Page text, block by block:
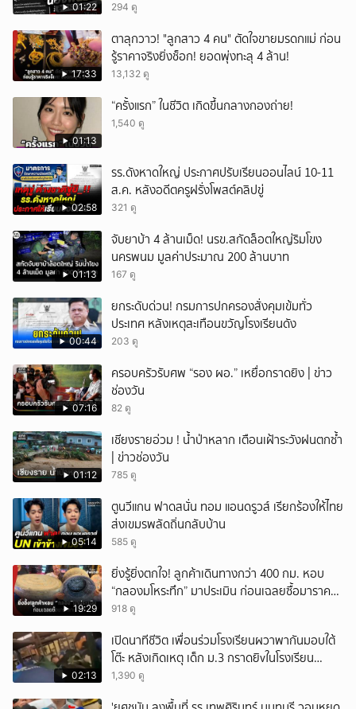
01:22 294 ดู
17:33
ตาลุกวาว! "ลูกสาว 4 คน" ตัดใจขายมรดกแม่ ก่อน
รู้ราคาจริงยิ่งช็อก! ยอดพุ่งทะลุ 4 ล้าน!
13,132 ดู
01:13
“ครั้งแรก” ในชีวิต เกิดขึ้นกลางกองถ่าย!
1,540 ดู
02:58
รร.ดังหาดใหญ่ ประกาศปรับเรียนออนไลน์ 10-11
ส.ค. หลังอดีตครูฝรั่งโพสต์คลิปขู่
321 ดู
01:13
จับยาบ้า 4 ล้านเม็ด! นรข.สกัดล็อตใหญ่ริมโขง
นครพนม มูลค่าประมาณ 200 ล้านบาท
167 ดู
00:44
ยกระดับด่วน! กรมการปกครองสั่งคุมเข้มทั่ว
ประเทศ หลังเหตุสะเทือนขวัญโรงเรียนดัง
203 ดู
07:16
ครอบครัวรับศพ “รอง ผอ.” เหยื่อกราดยิง | ข่าว
ช่องวัน
82 ดู
01:12
เชียงรายอ่วม ! น้ำป่าหลาก เตือนเฝ้าระวังฝนตกซ้ำ
| ข่าวช่องวัน
785 ดู
05:14
ตูนวีแกน ฟาดสนั่น ทอม แอนดรูวส์ เรียกร้องให้ไทย
ส่งเขมรพลัดถิ่นกลับบ้าน
585 ดู
19:29
ยิ่งรู้ยิ่งตกใจ! ลูกค้าเดินทางกว่า 400 กม. หอบ
“กลองมโหระทึก” มาประเมิน ก่อนเฉลยซื้อมาราคา
เท่าไหร่?
918 ดู
02:13
เปิดนาทีชีวิต เพื่อนร่วมโรงเรียนผวาพากันมอบใต้
โต๊ะ หลังเกิดเหตุ เด็ก ม.3 กราดยิvในโรงเรียน
เทพศิรินทร์นนท์ แบบไม่เลือกหน้า เสียงปืนดังสนั่น
1,390 ดู